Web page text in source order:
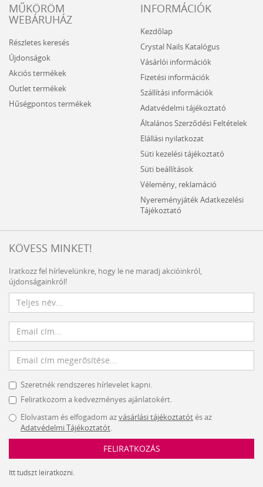
MŰKÖRÖM
WEBÁRUHÁZ
Részletes keresés
Újdonságok
Akciós termékek
Outlet termékek
Hűségpontos termékek
INFORMÁCIÓK
Kezdőlap
Crystal Nails Katalógus
Vásárlói információk
Fizetési információk
Szállítási információk
Adatvédelmi tájékoztató
Általános Szerződési Feltételek
Elállási nyilatkozat
Süti kezelési tájékoztató
Süti beállítások
Vélemény, reklamáció
Nyereményjáték Adatkezelési
Tájékoztató
KÖVESS MINKET!
Iratkozz fel hírlevelünkre, hogy le ne maradj akcióinkról,
újdonságainkról!
Szeretnék rendszeres hírlevelet kapni.
Feliratkozom a kedvezményes ajánlatokért.
Elolvastam és elfogadom azvásárlási tájékoztatótés az
Adatvédelmi Tájékoztatót.
FELIRATKOZÁS
Itt tudszt leiratkozni.